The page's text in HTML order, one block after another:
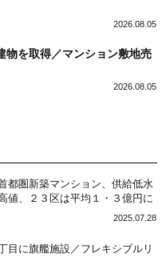
2026.08.05
物を取得／マンション敷地売
2026.08.05
都圏新築マンション、供給低水
値、２３区は平均１・３億円に
2025.07.28
目に旗艦施設／フレキシブルリ